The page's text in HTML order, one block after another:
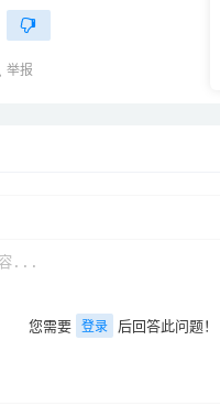
举报
您需要 登录 后回答此问题！